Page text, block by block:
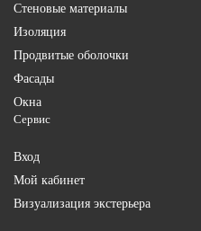
Стеновые материалы
Изоляция
Продвитые оболочки
Фасады
Окна
Сервис
Вход
Мой кабинет
Визуализация экстерьера